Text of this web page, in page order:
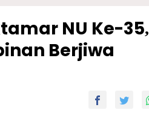
NU Ke-35,
Berjiwa